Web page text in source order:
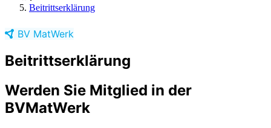
Beitrittserklärung
BV MatWerk
Beitrittserklärung
Werden Sie Mitglied in der
BVMatWerk